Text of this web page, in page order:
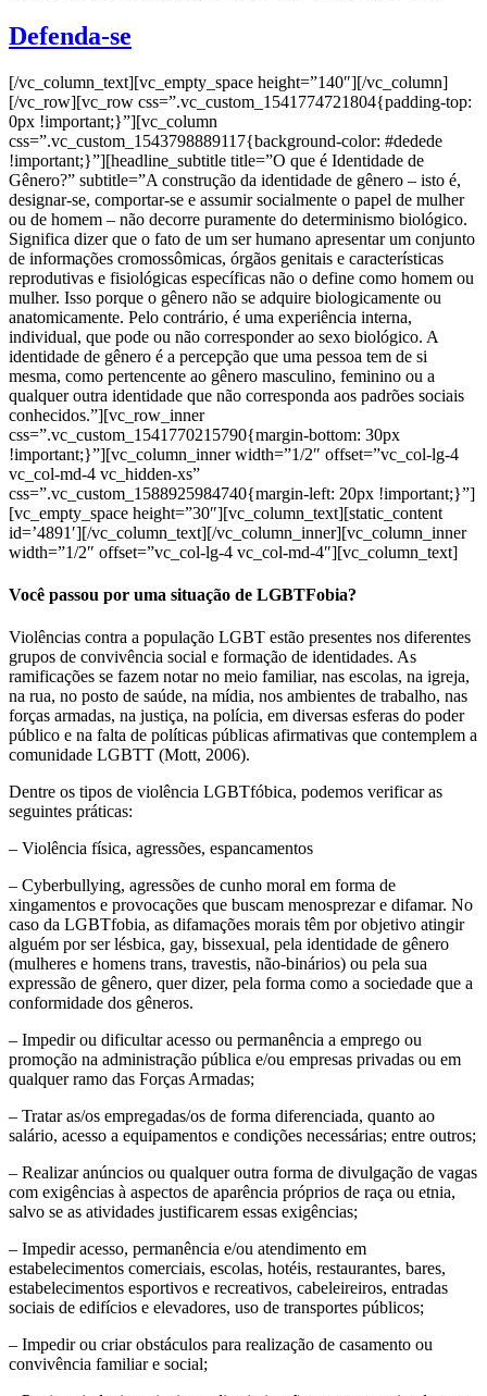
Defenda-se
[/vc_column_text][vc_empty_space height=”140″][/vc_column]
[/vc_row][vc_row css=”.vc_custom_1541774721804{padding-top:
0px !important;}”][vc_column
css=”.vc_custom_1543798889117{background-color: #dedede
!important;}”][headline_subtitle title=”O que é Identidade de
Gênero?” subtitle=”A construção da identidade de gênero – isto é,
designar-se, comportar-se e assumir socialmente o papel de mulher
ou de homem – não decorre puramente do determinismo biológico.
Significa dizer que o fato de um ser humano apresentar um conjunto
de informações cromossômicas, órgãos genitais e características
reprodutivas e fisiológicas específicas não o define como homem ou
mulher. Isso porque o gênero não se adquire biologicamente ou
anatomicamente. Pelo contrário, é uma experiência interna,
individual, que pode ou não corresponder ao sexo biológico. A
identidade de gênero é a percepção que uma pessoa tem de si
mesma, como pertencente ao gênero masculino, feminino ou a
qualquer outra identidade que não corresponda aos padrões sociais
conhecidos.”][vc_row_inner
css=”.vc_custom_1541770215790{margin-bottom: 30px
!important;}”][vc_column_inner width=”1/2″ offset=”vc_col-lg-4
vc_col-md-4 vc_hidden-xs”
css=”.vc_custom_1588925984740{margin-left: 20px !important;}”]
[vc_empty_space height=”30″][vc_column_text][static_content
id=’4891′][/vc_column_text][/vc_column_inner][vc_column_inner
width=”1/2″ offset=”vc_col-lg-4 vc_col-md-4″][vc_column_text]
Você passou por uma situação de LGBTFobia?
Violências contra a população LGBT estão presentes nos diferentes
grupos de convivência social e formação de identidades. As
ramificações se fazem notar no meio familiar, nas escolas, na igreja,
na rua, no posto de saúde, na mídia, nos ambientes de trabalho, nas
forças armadas, na justiça, na polícia, em diversas esferas do poder
público e na falta de políticas públicas afirmativas que contemplem a
comunidade LGBTT (Mott, 2006).
Dentre os tipos de violência LGBTfóbica, podemos verificar as
seguintes práticas:
– Violência física, agressões, espancamentos
– Cyberbullying, agressões de cunho moral em forma de
xingamentos e provocações que buscam menosprezar e difamar. No
caso da LGBTfobia, as difamações morais têm por objetivo atingir
alguém por ser lésbica, gay, bissexual, pela identidade de gênero
(mulheres e homens trans, travestis, não-binários) ou pela sua
expressão de gênero, quer dizer, pela forma como a sociedade que a
conformidade dos gêneros.
– Impedir ou dificultar acesso ou permanência a emprego ou
promoção na administração pública e/ou empresas privadas ou em
qualquer ramo das Forças Armadas;
– Tratar as/os empregadas/os de forma diferenciada, quanto ao
salário, acesso a equipamentos e condições necessárias; entre outros;
– Realizar anúncios ou qualquer outra forma de divulgação de vagas
com exigências à aspectos de aparência próprios de raça ou etnia,
salvo se as atividades justificarem essas exigências;
– Impedir acesso, permanência e/ou atendimento em
estabelecimentos comerciais, escolas, hotéis, restaurantes, bares,
estabelecimentos esportivos e recreativos, cabeleireiros, entradas
sociais de edifícios e elevadores, uso de transportes públicos;
– Impedir ou criar obstáculos para realização de casamento ou
convivência familiar e social;